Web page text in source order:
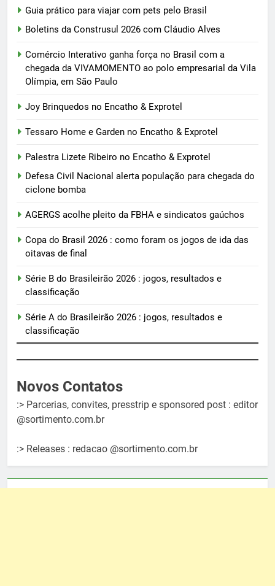
Guia prático para viajar com pets pelo Brasil
Boletins da Construsul 2026 com Cláudio Alves
Comércio Interativo ganha força no Brasil com a
chegada da VIVAMOMENTO ao polo empresarial da Vila
Olímpia, em São Paulo
Joy Brinquedos no Encatho & Exprotel
Tessaro Home e Garden no Encatho & Exprotel
Palestra Lizete Ribeiro no Encatho & Exprotel
Defesa Civil Nacional alerta população para chegada do
ciclone bomba
AGERGS acolhe pleito da FBHA e sindicatos gaúchos
Copa do Brasil 2026 : como foram os jogos de ida das
oitavas de final
Série B do Brasileirão 2026 : jogos, resultados e
classificação
Série A do Brasileirão 2026 : jogos, resultados e
classificação
Novos Contatos
:> Parcerias, convites, presstrip e sponsored post : editor
@sortimento.com.br
:> Releases : redacao @sortimento.com.br